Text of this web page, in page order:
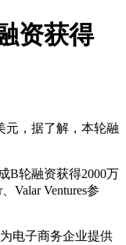
资获得
元，据了解，本轮融
B轮融资获得2000万
Valar Ventures参
电子商务企业提供